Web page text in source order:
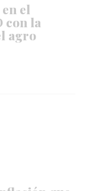
el
con la
agro